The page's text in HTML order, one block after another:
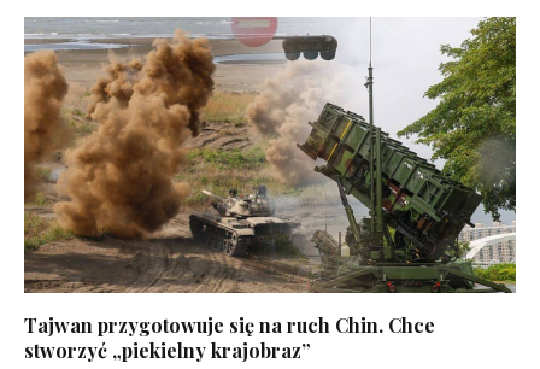
Tajwan przygotowuje się na ruch Chin. Chce
stworzyć „piekielny krajobraz”